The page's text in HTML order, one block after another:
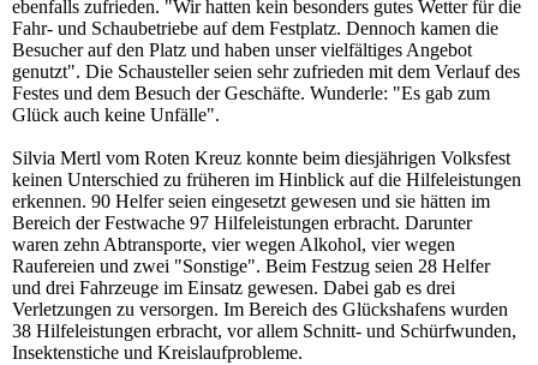
ebenfalls zufrieden. "Wir hatten kein besonders gutes Wetter für die
Fahr- und Schaubetriebe auf dem Festplatz. Dennoch kamen die
Besucher auf den Platz und haben unser vielfältiges Angebot
genutzt". Die Schausteller seien sehr zufrieden mit dem Verlauf des
Festes und dem Besuch der Geschäfte. Wunderle: "Es gab zum
Glück auch keine Unfälle".
Silvia Mertl vom Roten Kreuz konnte beim diesjährigen Volksfest
keinen Unterschied zu früheren im Hinblick auf die Hilfeleistungen
erkennen. 90 Helfer seien eingesetzt gewesen und sie hätten im
Bereich der Festwache 97 Hilfeleistungen erbracht. Darunter
waren zehn Abtransporte, vier wegen Alkohol, vier wegen
Raufereien und zwei "Sonstige". Beim Festzug seien 28 Helfer
und drei Fahrzeuge im Einsatz gewesen. Dabei gab es drei
Verletzungen zu versorgen. Im Bereich des Glückshafens wurden
38 Hilfeleistungen erbracht, vor allem Schnitt- und Schürfwunden,
Insektenstiche und Kreislaufprobleme.